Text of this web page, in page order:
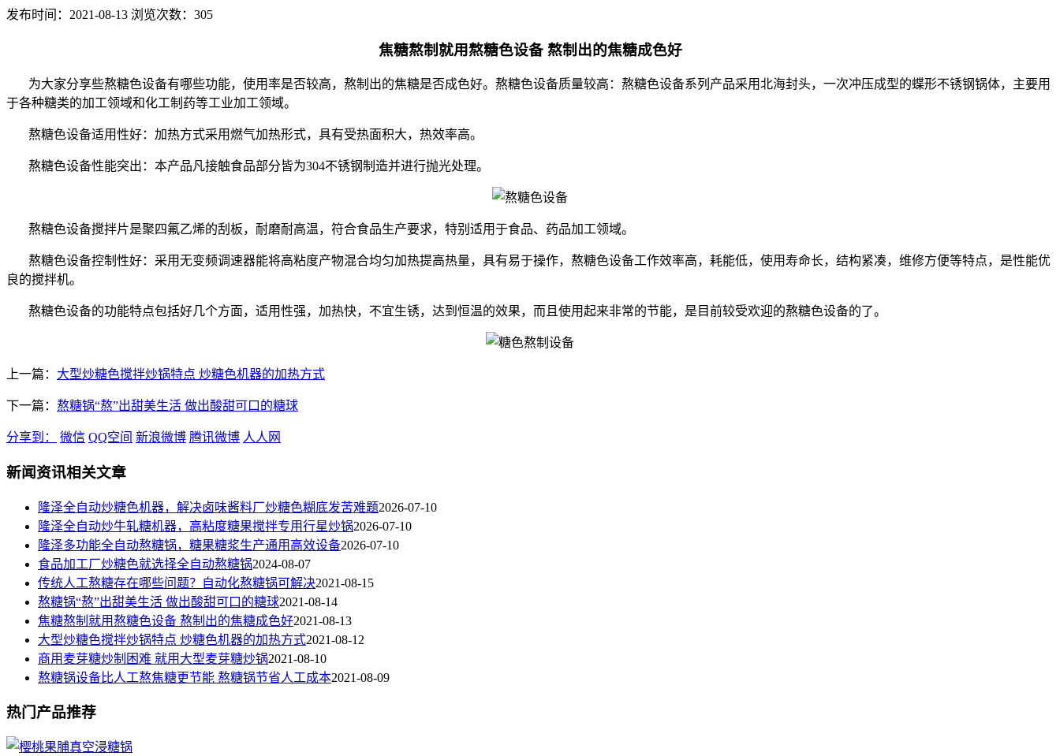
发布时间：2021-08-13 浏览次数：305
焦糖熬制就用熬糖色设备 熬制出的焦糖成色好
为大家分享些熬糖色设备有哪些功能，使用率是否较高，熬制出的焦糖是否成色好。熬糖色设备质量较高：熬糖色设备系列产品采用北海封头，一次冲压成型的蝶形不锈钢锅体，主要用
于各种糖类的加工领域和化工制药等工业加工领域。
熬糖色设备适用性好：加热方式采用燃气加热形式，具有受热面积大，热效率高。
熬糖色设备性能突出：本产品凡接触食品部分皆为304不锈钢制造并进行抛光处理。
熬糖色设备搅拌片是聚四氟乙烯的刮板，耐磨耐高温，符合食品生产要求，特别适用于食品、药品加工领域。
熬糖色设备控制性好：采用无变频调速器能将高粘度产物混合均匀加热提高热量，具有易于操作，熬糖色设备工作效率高，耗能低，使用寿命长，结构紧凑，维修方便等特点，是性能优
良的搅拌机。
熬糖色设备的功能特点包括好几个方面，适用性强，加热快，不宜生锈，达到恒温的效果，而且使用起来非常的节能，是目前较受欢迎的熬糖色设备的了。
上一篇： 大型炒糖色搅拌炒锅特点 炒糖色机器的加热方式
下一篇： 熬糖锅“熬”出甜美生活 做出酸甜可口的糖球
分享到： 微信 QQ空间 新浪微博 腾讯微博 人人网
新闻资讯相关文章
隆泽全自动炒糖色机器，解决卤味酱料厂炒糖色糊底发苦难题2026-07-10
隆泽全自动炒牛轧糖机器，高粘度糖果搅拌专用行星炒锅2026-07-10
隆泽多功能全自动熬糖锅，糖果糖浆生产通用高效设备2026-07-10
食品加工厂炒糖色就选择全自动熬糖锅2024-08-07
传统人工熬糖存在哪些问题？自动化熬糖锅可解决2021-08-15
熬糖锅“熬”出甜美生活 做出酸甜可口的糖球2021-08-14
焦糖熬制就用熬糖色设备 熬制出的焦糖成色好2021-08-13
大型炒糖色搅拌炒锅特点 炒糖色机器的加热方式2021-08-12
商用麦芽糖炒制困难 就用大型麦芽糖炒锅2021-08-10
熬糖锅设备比人工熬焦糖更节能 熬糖锅节省人工成本2021-08-09
热门产品推荐